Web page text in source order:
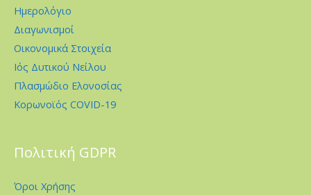
Ημερολόγιο
Διαγωνισμοί
Οικονομικά Στοιχεία
Ιός Δυτικού Νείλου
Πλασμώδιο Ελονοσίας
Κορωνοϊός COVID-19
Πολιτική GDPR
Όροι Χρήσης